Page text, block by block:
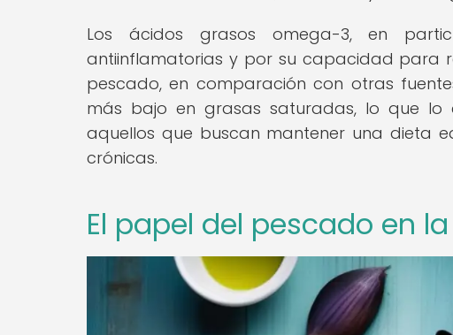
Los ácidos grasos omega-3, en
antiinflamatorias y por su capacidad para
pescado, en comparación con otras
más bajo en grasas saturadas, lo que
aquellos que buscan mantener una dieta
crónicas.
El papel del pescado en